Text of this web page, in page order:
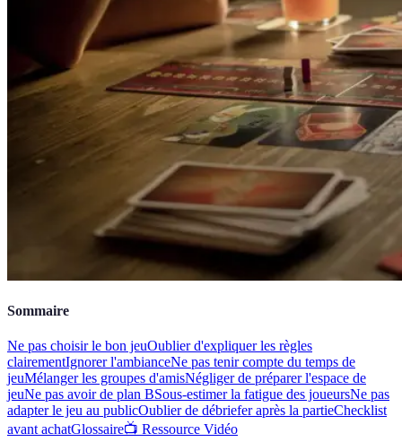
Sommaire
Ne pas choisir le bon jeuOublier d'expliquer les règles
clairementIgnorer l'ambianceNe pas tenir compte du temps de
jeuMélanger les groupes d'amisNégliger de préparer l'espace de
jeuNe pas avoir de plan BSous-estimer la fatigue des joueursNe pas
adapter le jeu au publicOublier de débriefer après la partieChecklist
avant achatGlossaire📺 Ressource Vidéo